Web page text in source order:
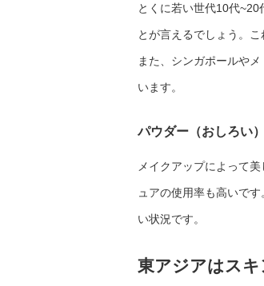
とくに若い世代10代
とが言えるでしょう。
また、シンガポールや
います。
パウダー（おしろい
メイクアップによって
ュアの使用率も高いで
い状況です。
東アジアはス